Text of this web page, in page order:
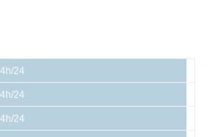
24
24
24